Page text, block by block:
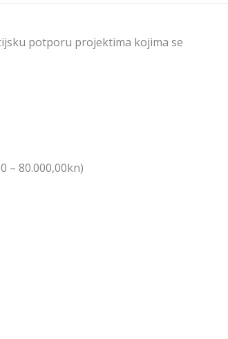
potporu projektima kojima se
– 80.000,00kn)